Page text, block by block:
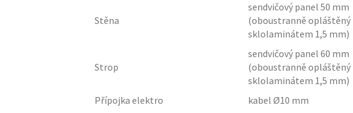
Stěna
sendvičový panel 50 mm
(oboustranně opláštěný
sklolaminátem 1,5 mm)
Strop
sendvičový panel 60 mm
(oboustranně opláštěný
sklolaminátem 1,5 mm)
Přípojka elektro
kabel Ø10 mm